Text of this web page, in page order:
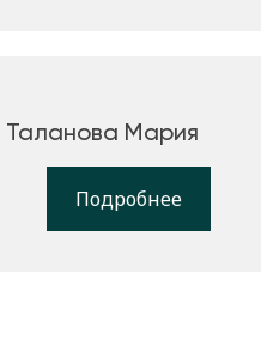
Таланова Мария
Подробнее